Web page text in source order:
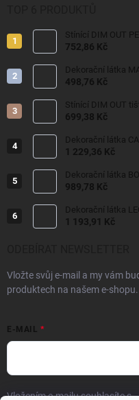
Stínící DIM OUT
752,86 Kč
Dekorační látka
498,76 Kč
Stínící DIM OUT
699,38 Kč
Dekorační látka
1 229,36 Kč
989,78 Kč
Dekorační látka
1 193,91 Kč
Vložte svůj e-mail a my vám
produktech na našem e-shopu.
E-MAIL
Vložením e-mailu souhlasíte s